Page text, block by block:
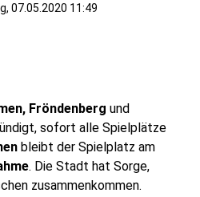
07.05.2020 11:49
Fröndenberg und
sofort alle Spielplätze
bleibt der Spielplatz am
. Die Stadt hat Sorge,
zusammenkommen.